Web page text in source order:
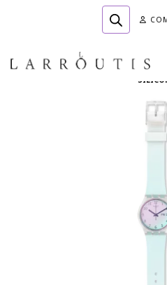
Accueil »Boutique» HORLOGERIE